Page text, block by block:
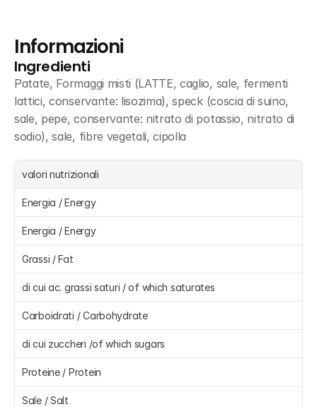
Informazioni
Ingredienti
Patate, Formaggi misti (LATTE, caglio, sale, fermenti
lattici, conservante: lisozima), speck (coscia di suino,
sale, pepe, conservante: nitrato di potassio, nitrato di
sodio), sale, fibre vegetali, cipolla
valori nutrizionali
Energia / Energy
Energia / Energy
Grassi / Fat
di cui ac. grassi saturi / of which saturates
Carboidrati / Carbohydrate
di cui zuccheri /of which sugars
Proteine / Protein
Sale / Salt